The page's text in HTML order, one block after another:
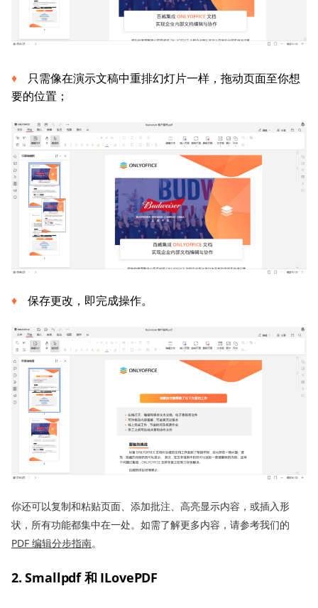
只需像在演示文稿中重排幻灯片一样，拖动页面至你想
要的位置；
保存更改，即完成操作。
你还可以复制和粘贴页面、添加批注、高亮显示内容，或插入形
状，所有功能都集中在一处。如需了解更多内容，请参考我们的
PDF 编辑分步指南。
2. Smallpdf 和 ILovePDF